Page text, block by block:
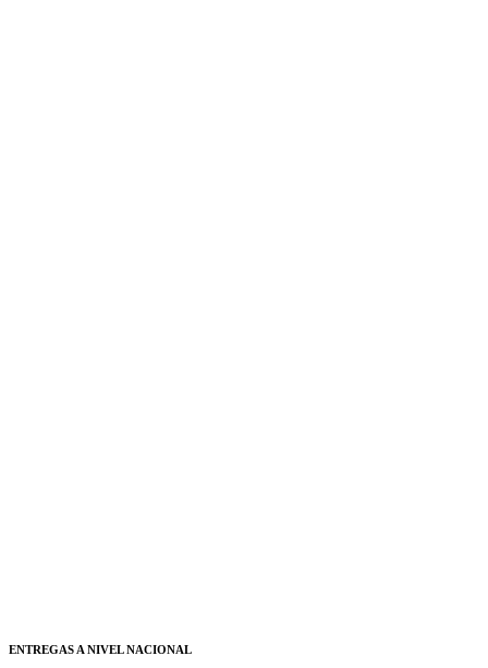
ENTREGAS A NIVEL NACIONAL